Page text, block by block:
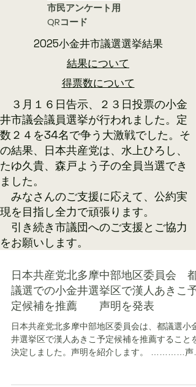
市民アンケート用
QRコード
2025小金井市議選選挙結果
結果について
​得票数について
​ ３月１６日告示、２３日投票の小金
井市議会議員選挙が行われました。定
数２４を34名で争う大激戦でした。そ
の結果、日本共産党は、水上ひろし、
たゆ久貴、森戸よう子の全員当選でき
ました。
みなさんのご支援に応えて、公約実
現を目指し全力で頑張ります。
​ 引き続き市議団へのご支援とご協力
をお願いします。​
日本共産党北多摩中部地区委員会 都
議選での小金井選挙区で漢人あきこ予
定候補を推薦 声明を発表
日本共産党北多摩中部地区委員会は、都議選小金
井選挙区で漢人あきこ予定候補を推薦することを
決定しました。声明を紹介します。 …………声